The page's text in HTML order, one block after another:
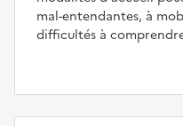
mal-entendantes, à
difficultés à